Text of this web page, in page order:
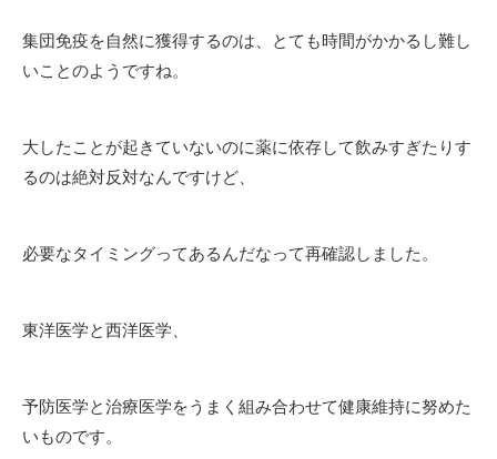
集団免疫を自然に獲得するのは、とても時間がかかるし難し
いことのようですね。
大したことが起きていないのに薬に依存して飲みすぎたりす
るのは絶対反対なんですけど、
必要なタイミングってあるんだなって再確認しました。
東洋医学と西洋医学、
予防医学と治療医学をうまく組み合わせて健康維持に努めた
いものです。